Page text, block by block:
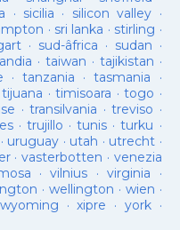
· sicilia · silicon valley ·
· sri lanka · stirling ·
· sud-âfrica · sudan ·
·taiwan · tajikistan ·
· tanzania ·tasmania ·
tijuana ·timisoara ·togo ·
·transilvania ·treviso ·
·trujillo ·tunis ·turku ·
· uruguay · utah · utrecht ·
· vasterbotten · venezia
·vilnius ·virginia ·
· wellington · wien ·
wyoming ·xipre · york·